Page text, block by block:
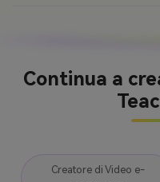
Continua a
Creatore di Video e-